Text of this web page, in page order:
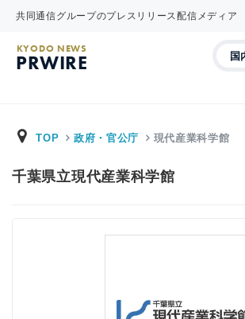
共同通信グループのプレスリリース配信メディア
国
KYODO NEWS
PRWIRE
TOP 政府・官公庁 現代産業科学館
千葉県立現代産業科学館